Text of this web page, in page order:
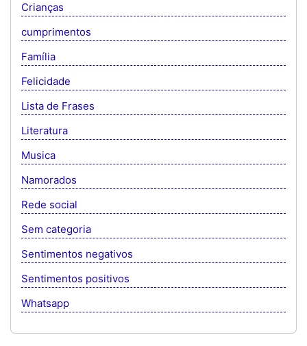
Crianças
cumprimentos
Família
Felicidade
Lista de Frases
Literatura
Musica
Namorados
Rede social
Sem categoria
Sentimentos negativos
Sentimentos positivos
Whatsapp